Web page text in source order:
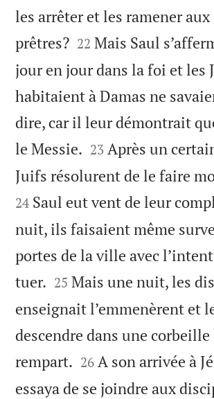
les arrêter et les ramener aux
prêtres?
22 Mais Saul
jour en jour dans la foi et les
habitaient à Damas ne
dire, car il leur démontrait
le Messie. 

23 Après un
Juifs résolurent de le faire
24 Saul eut vent de leur
nuit, ils faisaient même
portes de la ville avec
tuer. 

25 Mais une nuit, les
enseignait l’emmenèrent et
descendre dans une
rempart. 

26 A son arrivée à
essaya de se joindre aux